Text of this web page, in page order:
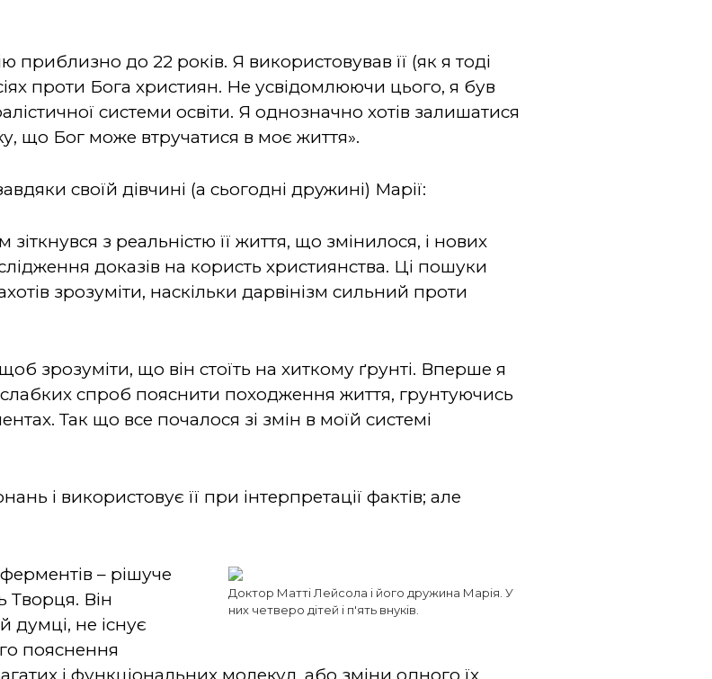
приблизно до 22 років. Я використовував її (як я тоді
проти Бога християн. Не усвідомлюючи цього, я був
системи освіти. Я однозначно хотів залишатися
що Бог може втручатися в моє життя».
своїй дівчині (а сьогодні дружині) Марії:
з реальністю її життя, що змінилося, і нових
доказів на користь християнства. Ці пошуки
зрозуміти, наскільки дарвінізм сильний проти
зрозуміти, що він стоїть на хиткому ґрунті. Вперше я
слабких спроб пояснити походження життя, грунтуючись
Так що все почалося зі змін в моїй системі
і використовує її при інтерпретації фактів; але
Доктор Матті Лейсола і його дружина Марія. У
них четверо дітей і п'ять внуків.
– рішуче
Творця. Він
думці, не існує
пояснення